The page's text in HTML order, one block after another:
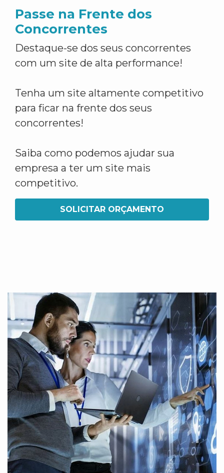
Passe na Frente dos
Concorrentes
Destaque-se dos seus concorrentes
com um site de alta performance!
Tenha um site altamente competitivo
para ficar na frente dos seus
concorrentes!
Saiba como podemos ajudar sua
empresa a ter um site mais
competitivo.
SOLICITAR ORÇAMENTO